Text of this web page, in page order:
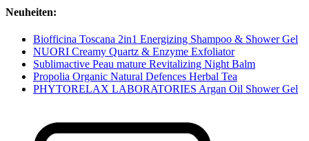
Neuheiten:
Biofficina Toscana 2in1 Energizing Shampoo & Shower Gel
NUORI Creamy Quartz & Enzyme Exfoliator
Sublimactive Peau mature Revitalizing Night Balm
Propolia Organic Natural Defences Herbal Tea
PHYTORELAX LABORATORIES Argan Oil Shower Gel